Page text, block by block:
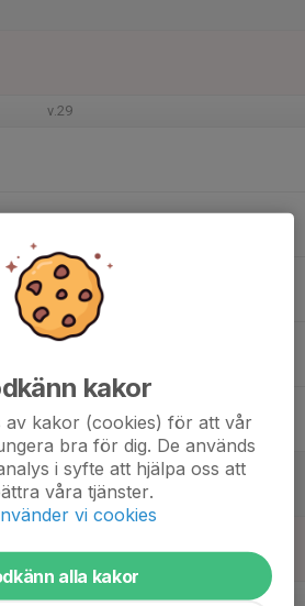
v.29
v.30
kakor
av kakor (cookies) för att vår
bra för dig. De används
i syfte att hjälpa oss att
våra tjänster.
vi cookies
alla kakor